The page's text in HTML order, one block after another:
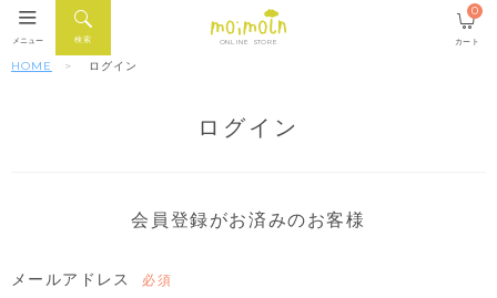
ONLINE STORE
検索
メニュー カート
0
HOME ログイン
ログイン
会員登録がお済みのお客様
メールアドレス